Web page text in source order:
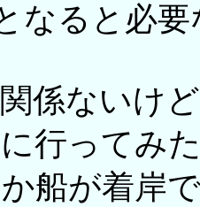
なると必
係ないけ
行ってみ
船が着岸